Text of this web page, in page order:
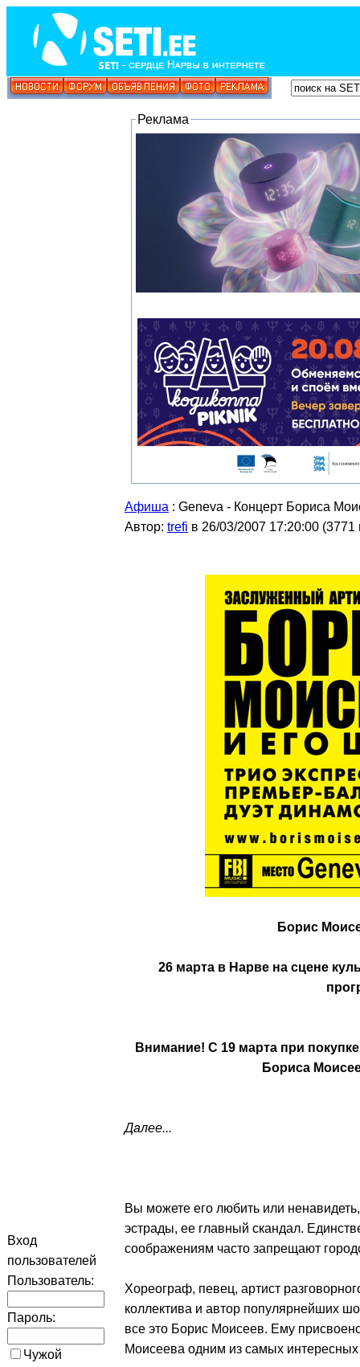
Вход
пользователей
Пользователь:
Пароль:
Чужой
Реклама
Афиша : Geneva - Концерт Бориса
Автор: trefi в 26/03/2007 17:20:00 (3771
Борис
26 марта в Нарве на сцене
Внимание! С 19 марта при
Бориса
Далее...
Вы можете его любить или
эстрады, ее главный скандал.
соображениям часто запрещают
Хореограф, певец, артист
коллектива и автор популярнейших
все это Борис Моисеев. Ему
Моисеева одним из самых